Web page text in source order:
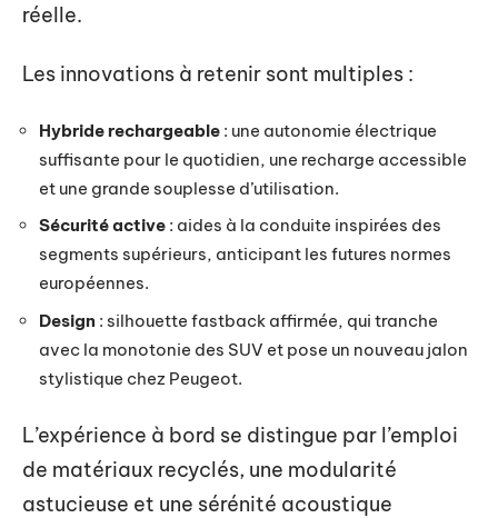
réelle.
Les innovations à retenir sont multiples :
Hybride rechargeable : une autonomie électrique
suffisante pour le quotidien, une recharge accessible
et une grande souplesse d’utilisation.
Sécurité active : aides à la conduite inspirées des
segments supérieurs, anticipant les futures normes
européennes.
Design : silhouette fastback affirmée, qui tranche
avec la monotonie des SUV et pose un nouveau jalon
stylistique chez Peugeot.
L’expérience à bord se distingue par l’emploi
de matériaux recyclés, une modularité
astucieuse et une sérénité acoustique